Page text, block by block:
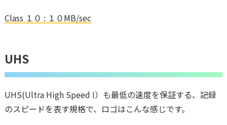
Class １０ : １０MB/sec
UHS
UHS(Ultra High Speed I）も最低の速度を保証する、記録
のスピードを表す規格で、ロゴはこんな感じです。